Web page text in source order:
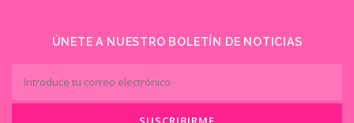
ÚNETE A NUESTRO BOLETÍN DE NOTICIAS